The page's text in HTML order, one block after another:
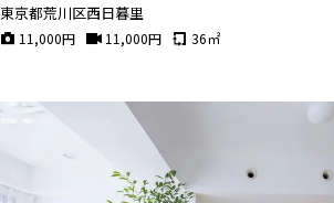
東京都荒川区西日暮里
11,000円 11,000円 36㎡